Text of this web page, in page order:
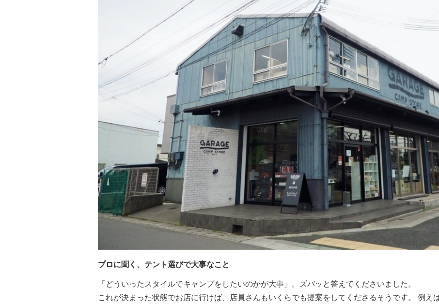
プロに聞く、テント選びで大事なこと
「どういったスタイルでキャンプをしたいのかが大事」。ズバッと答えてくださいました。
これが決まった状態でお店に行けば、店員さんもいくらでも提案をしてくださるそうです。 例え